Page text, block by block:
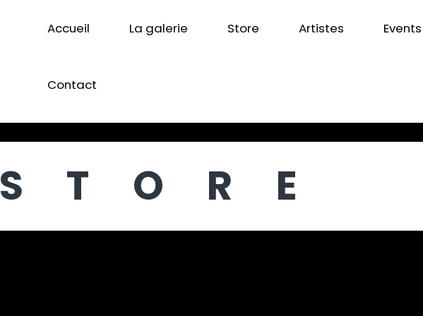
Accueil La galerie Store Artistes Events
Contact
STORE